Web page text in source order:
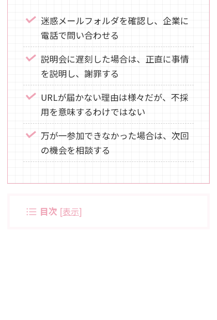
迷惑メールフォルダを確認し、企業に
電話で問い合わせる
説明会に遅刻した場合は、正直に事情
を説明し、謝罪する
URLが届かない理由は様々だが、不採
用を意味するわけではない
万が一参加できなかった場合は、次回
の機会を相談する
目次 [表示]